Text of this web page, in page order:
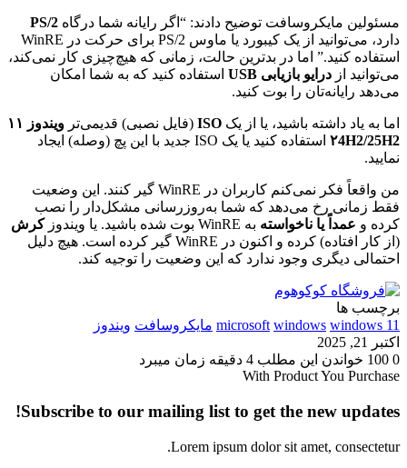
مسئولین مایکروسافت توضیح دادند: “اگر رایانه شما درگاه PS/2
دارد، می‌توانید از یک کیبورد یا ماوس PS/2 برای حرکت در WinRE
استفاده کنید.” اما در بدترین حالت، زمانی که هیچ‌چیزی کار نمی‌کند،
می‌توانید از درایو بازیابی USB
استفاده کنید که به شما امکان
می‌دهد رایانه‌تان را بوت کنید.
اما به یاد داشته باشید، یا از یک ISO (فایل نصبی) قدیمی‌تر
ویندوز ۱۱
۲4H2/25H2
استفاده کنید یا یک ISO جدید با این پچ (وصله) ایجاد
نمایید.
من واقعاً فکر نمی‌کنم کاربران در WinRE گیر کنند. این وضعیت
فقط زمانی رخ می‌دهد که شما به‌روزرسانی مشکل‌دار را نصب
کرده و عمداً یا ناخواسته به WinRE بوت شده باشید. یا ویندوز
کرش
(از کار افتاده) کرده و اکنون در WinRE گیر کرده است. هیچ دلیل
احتمالی دیگری وجود ندارد که این وضعیت را توجیه کند.
برچسب ها
microsoft windows windows 11 مایکروسافت ویندوز
اکتبر 21, 2025
0
خواندن این مطلب 4 دقیقه زمان میبرد
With Product You Purchase
Subscribe to our mailing list to get the new updates!
Lorem ipsum dolor sit amet, consectetur.